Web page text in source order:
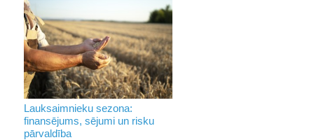
Lauksaimnieku sezona:
finansējums, sējumi un risku
pārvaldība